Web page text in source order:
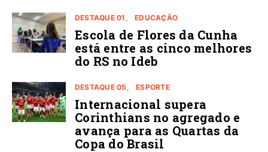
DESTAQUE 01 EDUCAÇÃO
Escola de Flores da Cunha
está entre as cinco melhores
do RS no Ideb
DESTAQUE 05 ESPORTE
Internacional supera
Corinthians no agregado e
avança para as Quartas da
Copa do Brasil